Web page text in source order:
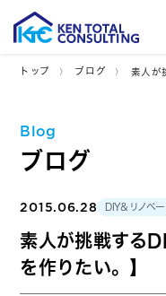
トップ ブログ 素人が
Blog
ブログ
2015.06.28 DIY＆リノベ
素人が挑戦する
を作りたい。】